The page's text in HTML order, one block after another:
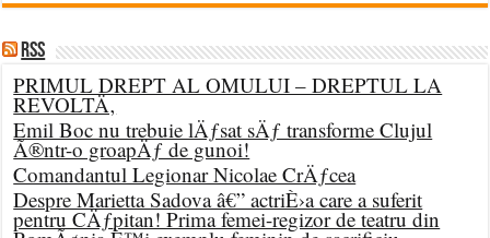
RSS
PRIMUL DREPT AL OMULUI – DREPTUL LA
REVOLTÄ‚
Emil Boc nu trebuie lÄƒsat sÄƒ transforme Clujul
Ã®ntr-o groapÄƒ de gunoi!
Comandantul Legionar Nicolae CrÄƒcea
Despre Marietta Sadova â€” actriÈ›a care a suferit
pentru CÄƒpitan! Prima femei-regizor de teatru din